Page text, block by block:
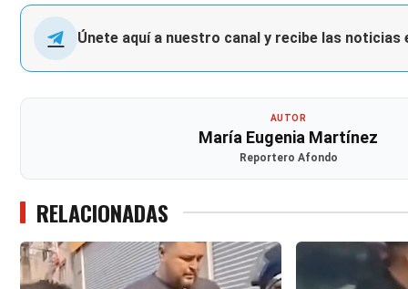
Únete aquí a nuestro canal y recibe las noticias
AUTOR
María Eugenia Martínez
Reportero Afondo
RELACIONADAS